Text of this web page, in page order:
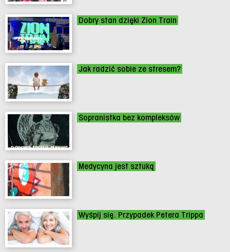
Dobry stan dzięki Zion Train
Jak radzić sobie ze stresem?
Sopranistka bez kompleksów
Medycyna jest sztuką
Wyśpij się. Przypadek Petera Trippa